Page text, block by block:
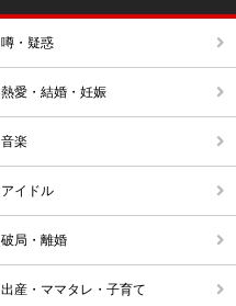
噂・疑惑
熱愛・結婚・妊娠
音楽
アイドル
破局・離婚
出産・ママタレ・子育て